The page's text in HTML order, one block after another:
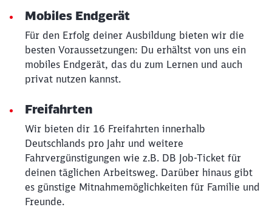
Mobiles Endgerät
Für den Erfolg deiner Ausbildung bieten wir die
besten Voraussetzungen: Du erhältst von uns ein
mobiles Endgerät, das du zum Lernen und auch
privat nutzen kannst.
Freifahrten
Wir bieten dir 16 Freifahrten innerhalb
Deutschlands pro Jahr und weitere
Fahrvergünstigungen wie z.B. DB Job-Ticket für
deinen täglichen Arbeitsweg. Darüber hinaus gibt
es günstige Mitnahmemöglichkeiten für Familie und
Freunde.